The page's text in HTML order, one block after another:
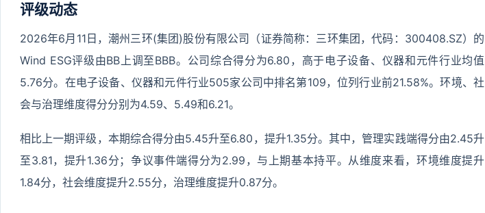
评级动态
2026年6月11日，潮州三环(集团)股份有限公司（证券简称：三环集团，代码：300408.SZ）的
Wind ESG评级由BB上调至BBB。公司综合得分为6.80，高于电子设备、仪器和元件行业均值
5.76分。在电子设备、仪器和元件行业505家公司中排名第109，位列行业前21.58%。环境、社
会与治理维度得分分别为4.59、5.49和6.21。
相比上一期评级，本期综合得分由5.45升至6.80，提升1.35分。其中，管理实践端得分由2.45升
至3.81，提升1.36分；争议事件端得分为2.99，与上期基本持平。从维度来看，环境维度提升
1.84分，社会维度提升2.55分，治理维度提升0.87分。